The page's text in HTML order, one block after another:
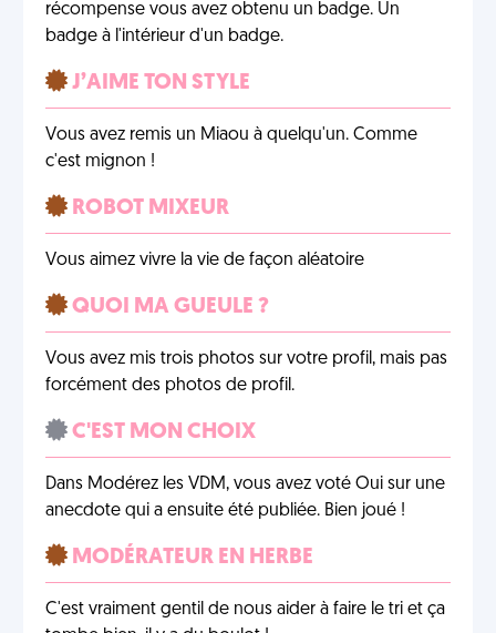
récompense vous avez obtenu un badge. Un
badge à l'intérieur d'un badge.
J’AIME TON STYLE
Vous avez remis un Miaou à quelqu'un. Comme
c'est mignon !
ROBOT MIXEUR
Vous aimez vivre la vie de façon aléatoire
QUOI MA GUEULE ?
Vous avez mis trois photos sur votre profil, mais pas
forcément des photos de profil.
C'EST MON CHOIX
Dans Modérez les VDM, vous avez voté Oui sur une
anecdote qui a ensuite été publiée. Bien joué !
MODÉRATEUR EN HERBE
C'est vraiment gentil de nous aider à faire le tri et ça